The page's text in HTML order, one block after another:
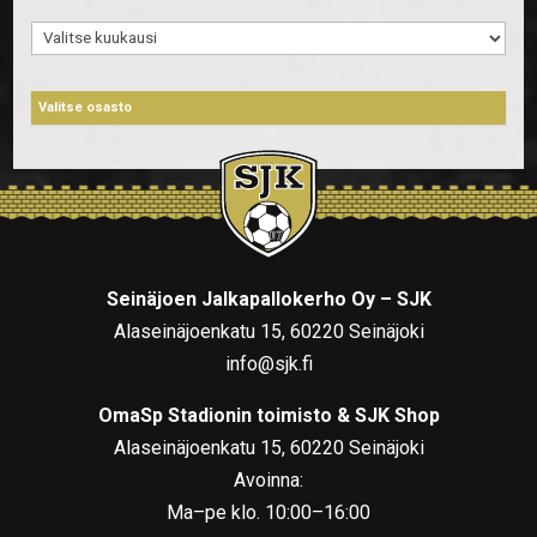
Arkistot
Seinäjoen Jalkapallokerho Oy – SJK
Alaseinäjoenkatu 15, 60220 Seinäjoki
info@sjk.fi
OmaSp Stadionin toimisto & SJK Shop
Alaseinäjoenkatu 15, 60220 Seinäjoki
Avoinna:
Ma–pe klo. 10:00–16:00